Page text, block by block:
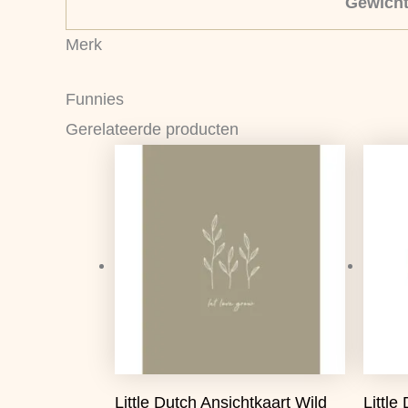
Merk
Funnies
Gerelateerde producten
Little Dutch Ansichtkaart Wild
Little